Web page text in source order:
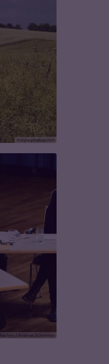
© www.pixabay.com
Aachen / Andreas Schmitter